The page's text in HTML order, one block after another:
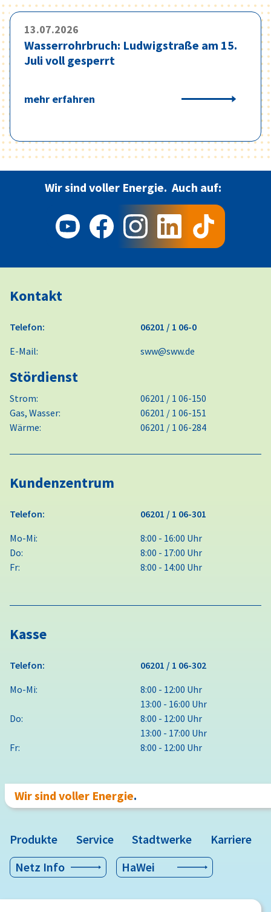
13.07.2026
Wasserrohrbruch: Ludwigstraße am 15.
Juli voll gesperrt
mehr erfahren
Wir sind voller Energie. Auch auf:
Kontakt
Telefon:
06201 / 1 06-0
E-Mail:
sww@sww.de
Stördienst
Strom:
06201 / 1 06-150
Gas, Wasser:
06201 / 1 06-151
Wärme:
06201 / 1 06-284
Kundenzentrum
Telefon:
06201 / 1 06-301
Mo-Mi:
8:00 - 16:00 Uhr
Do:
8:00 - 17:00 Uhr
Fr:
8:00 - 14:00 Uhr
Kasse
Telefon:
06201 / 1 06-302
Mo-Mi:
8:00 - 12:00 Uhr
13:00 - 16:00 Uhr
Do:
8:00 - 12:00 Uhr
13:00 - 17:00 Uhr
Fr:
8:00 - 12:00 Uhr
Wir sind voller Energie.
Produkte Service Stadtwerke
Karriere
Netz Info
HaWei